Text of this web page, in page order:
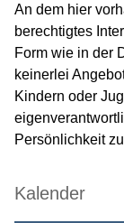
An dem hier
berechtigtes
Form wie in der
keinerlei
Kindern oder
Persönlichkeit
Kalender